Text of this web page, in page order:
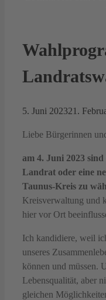
5. Juni 202321.
Liebe Bürgerinnen
am 4. Juni 2023
Landrat oder eine
Taunus-Kreis zu
Kreisverwaltung und
hier vor Ort
Ich kandidiere, weil
unseres
können und müssen.
Lebensqualität, aber
gleichen